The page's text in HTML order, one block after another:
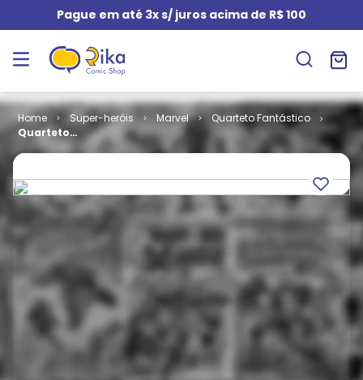
Pague em até 3x s/ juros acima de R$ 100
Super-heróis Marvel
Quarteto Fantástico
Quarteto
Fantástico - O